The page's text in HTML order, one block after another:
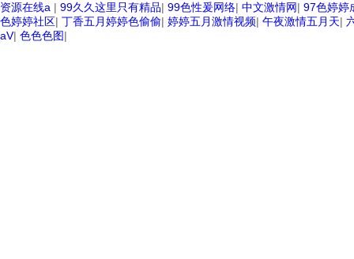
资源在线a | 99久久这里只有精品| 99色性爰网络| 中文激情网| 97色婷婷
色婷婷社区| 丁香五月婷婷色偷偷| 婷婷五月激情视频| 午夜激情五月天|
aV| 色色色图|